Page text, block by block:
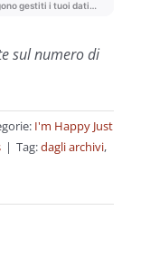
sul numero di
I'm Happy Just
| Tag:dagli archivi,